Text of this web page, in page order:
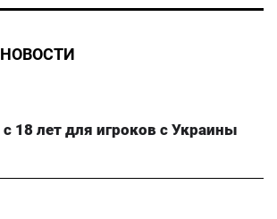
18 лет для игроков с Украины